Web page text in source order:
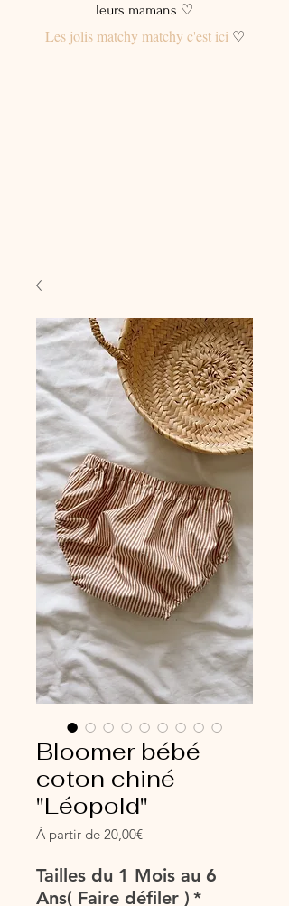
leurs mamans ♡
Les jolis matchy matchy c'est ici♡
Bloomer bébé
coton chiné
"Léopold"
À partir de 20,00€Prix
Tailles du 1 Mois au 6
Ans( Faire défiler ) *